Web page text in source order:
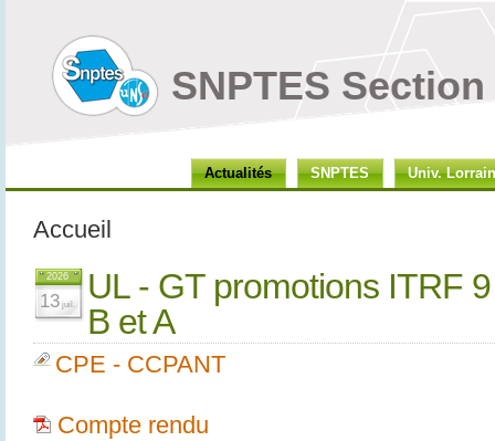
SNPTES
Actualités SNPTES Univ.
Accueil
2026
13 juil.
UL - GT promotions ITRF
B et A
CPE - CCPANT
Compte rendu